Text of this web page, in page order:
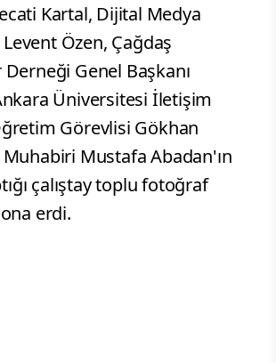
Kartal, Dijital Medya
Levent Özen, Çağdaş
Genel Başkanı
Üniversitesi İletişim
Görevlisi Gökhan
Mustafa Abadan'ın
çalıştay toplu fotoğraf
erdi.